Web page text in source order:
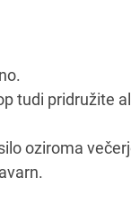
tudi pridružite
oziroma